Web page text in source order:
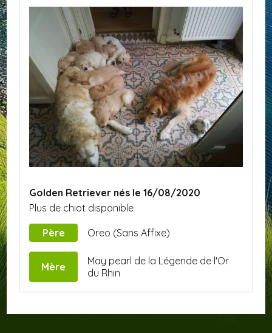
Golden Retriever nés le 16/08/2020
Plus de chiot disponible
Père Oreo (Sans Affixe)
Mère
May pearl de la Légende de l'Or
du Rhin